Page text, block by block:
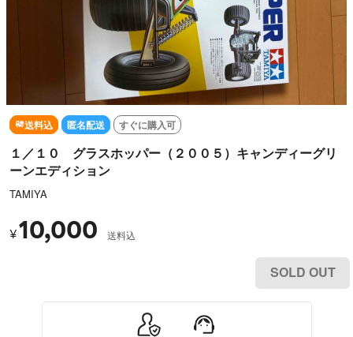
送料込 匿名配送 すぐに購入可
１／１０ グラスホッパー（２００５）キャンディーグリ
ーンエディション
TAMIYA
¥10,000 送料込
SOLD OUT